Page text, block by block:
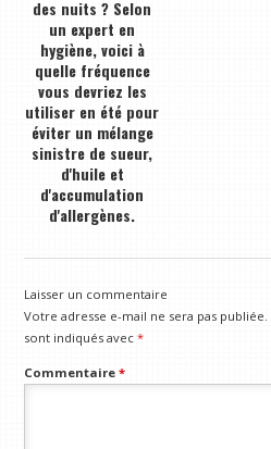
des nuits ? Selon
un expert en
hygiène, voici à
quelle fréquence
vous devriez les
utiliser en été pour
éviter un mélange
sinistre de sueur,
d'huile et
d'accumulation
d'allergènes.
Laisser un commentaire
Votre adresse e-mail ne sera pas publiée.
sont indiqués avec*
Commentaire*